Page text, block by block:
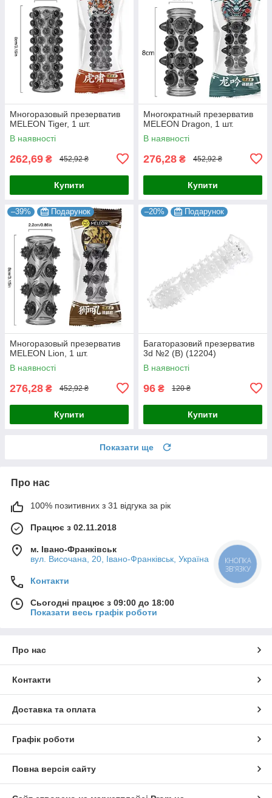
Многоразовый презерватив
MELEON Tiger, 1 шт.
В наявності
262,69 ₴ 452,92 ₴
Купити
Многократный презерватив
MELEON Dragon, 1 шт.
В наявності
276,28 ₴ 452,92 ₴
Купити
–39% Подарунок
Многоразовый презерватив
MELEON Lion, 1 шт.
В наявності
276,28 ₴ 452,92 ₴
Купити
–20% Подарунок
Багаторазовий презерватив
3d №2 (B) (12204)
В наявності
96 ₴ 120 ₴
Купити
Показати ще
Про нас
100% позитивних з 31 відгука за рік
Працює з 02.11.2018
м. Івано-Франківськ
вул. Височана, 20, Івано-Франківськ, Україна
Контакти
Сьогодні працює з 09:00 до 18:00
Показати весь графік роботи
Про нас
Контакти
Доставка та оплата
Графік роботи
Повна версія сайту
КНОПКА
ЗВ'ЯЗКУ